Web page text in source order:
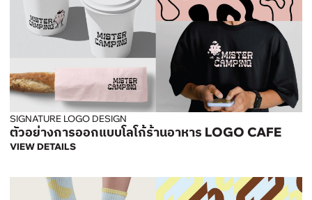
SIGNATURE LOGO DESIGN
ตัวอย่างการออกแบบโลโก้ร้านอาหาร LOGO CAFE
VIEW DETAILS